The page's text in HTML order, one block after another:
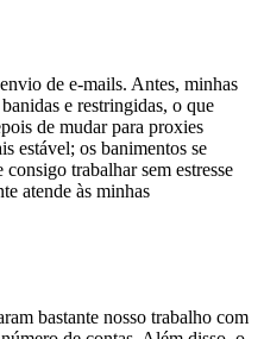
de e-mails. Antes, minhas
e restringidas, o que
de mudar para proxies
estável; os banimentos se
trabalhar sem estresse
atende às minhas
bastante nosso trabalho com